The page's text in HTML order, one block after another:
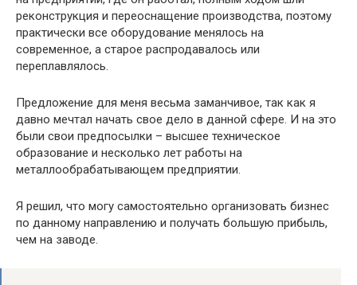
реконструкция и переоснащение производства, поэтому
практически все оборудование менялось на
современное, а старое распродавалось или
переплавлялось.
Предложение для меня весьма заманчивое, так как я
давно мечтал начать свое дело в данной сфере. И на это
были свои предпосылки – высшее техническое
образование и несколько лет работы на
металлообрабатывающем предприятии.
Я решил, что могу самостоятельно организовать бизнес
по данному направлению и получать большую прибыль,
чем на заводе.